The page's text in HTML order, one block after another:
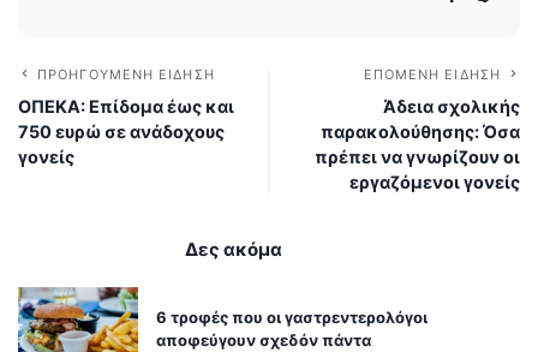
ΠΡΟΗΓΟΎΜΕΝΗ ΕΊΔΗΣΗ
ΟΠΕΚΑ: Επίδομα έως και
750 ευρώ σε ανάδοχους
γονείς
ΕΠΌΜΕΝΗ ΕΊΔΗΣΗ
Άδεια σχολικής
παρακολούθησης: Όσα
πρέπει να γνωρίζουν οι
εργαζόμενοι γονείς
Δες ακόμα
6 τροφές που οι γαστρεντερολόγοι
αποφεύγουν σχεδόν πάντα